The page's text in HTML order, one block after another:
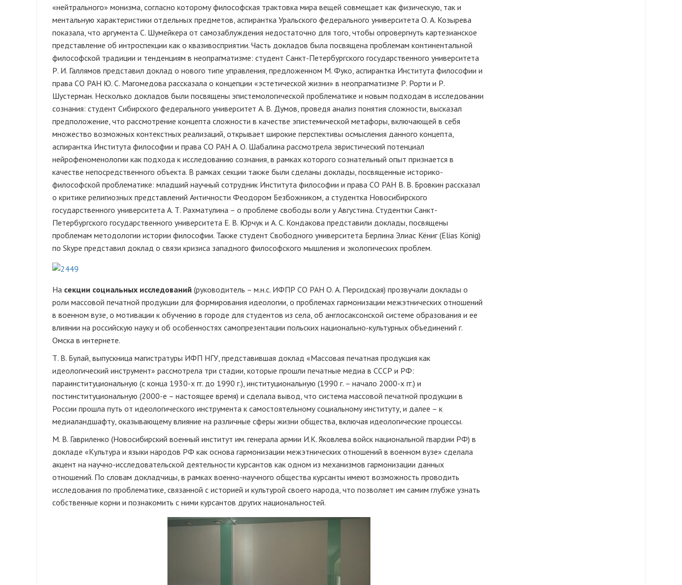
«нейтрального» монизма, согласно которому философская трактовка мира вещей совмещает как физическую, так и
ментальную характеристики отдельных предметов, аспирантка Уральского федерального университета О. А. Козырева
показала, что аргумента С. Шумейкера от самозаблуждения недостаточно для того, чтобы опровергнуть картезианское
представление об интроспекции как о квазивосприятии. Часть докладов была посвящена проблемам континентальной
философской традиции и тенденциям в неопрагматизме: студент Санкт-Петербургского государственного университета
Р. И. Галлямов представил доклад о нового типе управления, предложенном М. Фуко, аспирантка Института философии и
права СО РАН Ю. С. Магомедова рассказала о концепции «эстетической жизни» в неопрагматизме Р. Рорти и Р.
Шустерман. Несколько докладов были посвящены эпистемологической проблематике и новым подходам в исследовании
сознания: студент Сибирского федерального университет А. В. Думов, проведя анализ понятия сложности, высказал
предположение, что рассмотрение концепта сложности в качестве эпистемической метафоры, включающей в себя
множество возможных контекстных реализаций, открывает широкие перспективы осмысления данного концепта,
аспирантка Института философии и права СО РАН А. О. Шабалина рассмотрела эвристический потенциал
нейрофеноменологии как подхода к исследованию сознания, в рамках которого сознательный опыт признается в
качестве непосредственного объекта. В рамках секции также были сделаны доклады, посвященные историко-
философской проблематике: младший научный сотрудник Института философии и права СО РАН В. В. Бровкин рассказал
о критике религиозных представлений Античности Феодором Безбожником, а студентка Новосибирского
государственного университета А. Т. Рахматулина – о проблеме свободы воли у Августина. Студентки Санкт-
Петербургского государственного университета Е. В. Юрчук и А. С. Кондакова представили доклады, посвящены
проблемам методологии истории философии. Также студент Свободного университета Берлина Элиас Кёниг (Elias König)
по Skype представил доклад о связи кризиса западного философского мышления и экологических проблем.
На секции социальных исследований (руководитель – м.н.с. ИФПР СО РАН О. А. Персидская) прозвучали доклады о
роли массовой печатной продукции для формирования идеологии, о проблемах гармонизации межэтнических отношений
в военном вузе, о мотивации к обучению в городе для студентов из села, об англосаксонской системе образования и ее
влиянии на российскую науку и об особенностях самопрезентации польских национально-культурных объединений г.
Омска в интернете.
Т. В. Булай, выпускница магистратуры ИФП НГУ, представившая доклад «Массовая печатная продукция как
идеологический инструмент» рассмотрела три стадии, которые прошли печатные медиа в СССР и РФ:
параинституциональную (с конца 1930-х гг. до 1990 г.), институциональную (1990 г. – начало 2000-х гг.) и
постинституциональную (2000-е – настоящее время) и сделала вывод, что система массовой печатной продукции в
России прошла путь от идеологического инструмента к самостоятельному социальному институту, и далее – к
медиаландшафту, оказывающему влияние на различные сферы жизни общества, включая идеологические процессы.
М. В. Гавриленко (Новосибирский военный институт им. генерала армии И.К. Яковлева войск национальной гвардии РФ) в
докладе «Культура и языки народов РФ как основа гармонизации межэтнических отношений в военном вузе» сделала
акцент на научно-исследовательской деятельности курсантов как одном из механизмов гармонизации данных
отношений. По словам докладчицы, в рамках военно-научного общества курсанты имеют возможность проводить
исследования по проблематике, связанной с историей и культурой своего народа, что позволяет им самим глубже узнать
собственные корни и познакомить с ними курсантов других национальностей.